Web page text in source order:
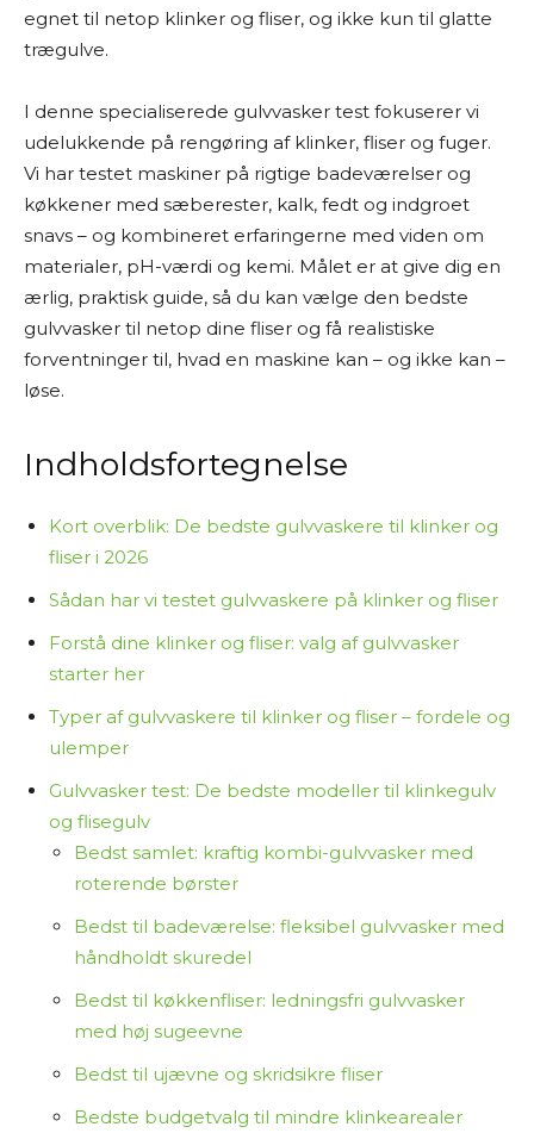
Jeg laver ikke fysiske tests af produkterne selv.
Mine “tests” og anbefalinger er baseret på
producentoplysninger, forhandlerbeskrivelser,
brugeranmeldelser, ekspertvurderinger og
andre offentligt tilgængelige kilder – både fra
danske og udenlandske hjemmesider. På den
baggrund vurderer jeg fordele og ulemper ved
produkterne og giver mine personlige
anbefalinger.
Jeg bestræber mig på at give et godt overblik
og formidle information på en letforståelig
oplysninger altid er fuldstændigt opdaterede
Jeg vil også gøre opmærksom på, at siden ofte
købe et produkt via disse links, tjener jeg
provision. Det koster dig ikke ekstra og er med til
at finansiere arbejdet med at researche og
Jeg synes, det er vigtigt at være ærlig om,
hvordan jeg arbejder – så du ved, at jeg ikke selv
har haft alle produkterne i hænderne, men i
stedet samler og bearbejder tilgængelig viden
for at hjælpe dig med at træffe et informeret
valg.
egnet til netop klinker og fliser, og ikke kun til glatte
trægulve.
I denne specialiserede gulvvasker test fokuserer vi
udelukkende på rengøring af klinker, fliser og fuger.
Vi har testet maskiner på rigtige badeværelser og
køkkener med sæberester, kalk, fedt og indgroet
snavs – og kombineret erfaringerne med viden om
materialer, pH-værdi og kemi. Målet er at give dig en
ærlig, praktisk guide, så du kan vælge den bedste
gulvvasker til netop dine fliser og få realistiske
forventninger til, hvad en maskine kan – og ikke kan –
løse.
Indholdsfortegnelse
Kort overblik: De bedste gulvvaskere til klinker og
fliser i 2026
Sådan har vi testet gulvvaskere på klinker og fliser
Forstå dine klinker og fliser: valg af gulvvasker
starter her
Typer af gulvvaskere til klinker og fliser – fordele og
ulemper
Gulvvasker test: De bedste modeller til klinkegulv
og flisegulv
Bedst samlet: kraftig kombi-gulvvasker med
roterende børster
Bedst til badeværelse: fleksibel gulvvasker med
håndholdt skuredel
Bedst til køkkenfliser: ledningsfri gulvvasker
med høj sugeevne
Bedst til ujævne og skridsikre fliser
Bedste budgetvalg til mindre klinkearealer